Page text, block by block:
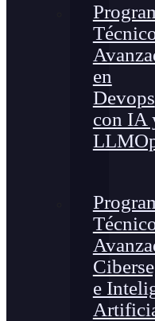
en
Devops
con IA
e